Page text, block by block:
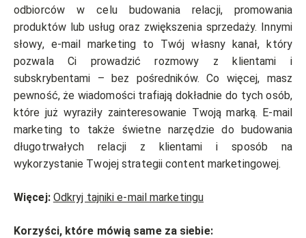
odbiorców w celu budowania relacji, promowania
produktów lub usług oraz zwiększenia sprzedaży. Innymi
słowy, e-mail marketing to Twój własny kanał, który
pozwala Ci prowadzić rozmowy z klientami i
subskrybentami – bez pośredników. Co więcej, masz
pewność, że wiadomości trafiają dokładnie do tych osób,
które już wyraziły zainteresowanie Twoją marką. E-mail
marketing to także świetne narzędzie do budowania
długotrwałych relacji z klientami i sposób na
wykorzystanie Twojej strategii content marketingowej.
Więcej: Odkryj tajniki e-mail marketingu
Korzyści, które mówią same za siebie: